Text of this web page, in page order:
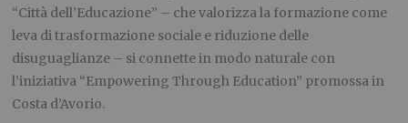
“Città dell’Educazione” – che valorizza la formazione come
leva di trasformazione sociale e riduzione delle
disuguaglianze – si connette in modo naturale con
l’iniziativa “Empowering Through Education” promossa in
Costa d’Avorio.